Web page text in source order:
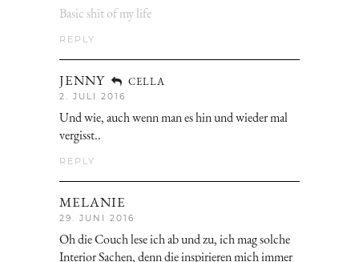
Basic shit of my life
REPLY
JENNY CELLA
2. JULI 2016
Und wie, auch wenn man es hin und wieder mal
vergisst..
REPLY
MELANIE
29. JUNI 2016
Oh die Couch lese ich ab und zu, ich mag solche
Interior Sachen, denn die inspirieren mich immer